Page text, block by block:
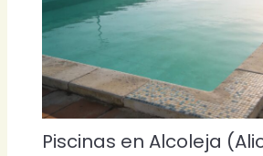
Piscinas en Alcoleja